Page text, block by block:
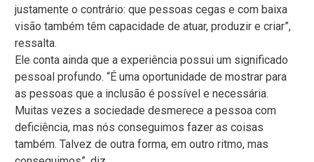
justamente o contrário: que pessoas cegas e com baixa
visão também têm capacidade de atuar, produzir e criar”,
ressalta.
Ele conta ainda que a experiência possui um significado
pessoal profundo. “É uma oportunidade de mostrar para
as pessoas que a inclusão é possível e necessária.
Muitas vezes a sociedade desmerece a pessoa com
deficiência, mas nós conseguimos fazer as coisas
também. Talvez de outra forma, em outro ritmo, mas